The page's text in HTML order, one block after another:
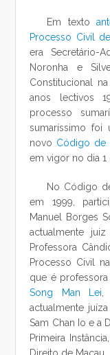
Em texto
Processo Civil
era Secretário-
Noronha e
Constitucional
anos lectivos
processo
sumaríssimo foi
novo Código de
em vigor no dia 1
No Código
em 1999,
Manuel Borges
actualmente
Professora
Processo Civil
que é
Song Man Lei
actualmente
Sam Chan Io e a
Primeira